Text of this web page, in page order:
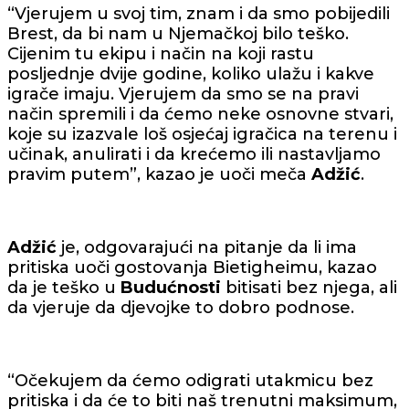
“Vjerujem u svoj tim, znam i da smo pobijedili
Brest, da bi nam u Njemačkoj bilo teško.
Cijenim tu ekipu i način na koji rastu
posljednje dvije godine, koliko ulažu i kakve
igrače imaju. Vjerujem da smo se na pravi
način spremili i da ćemo neke osnovne stvari,
koje su izazvale loš osjećaj igračica na terenu i
učinak, anulirati i da krećemo ili nastavljamo
pravim putem”, kazao je uoči meča Adžić.
Adžić je, odgovarajući na pitanje da li ima
pritiska uoči gostovanja Bietigheimu, kazao
da je teško u Budućnosti bitisati bez njega, ali
da vjeruje da djevojke to dobro podnose.
“Očekujem da ćemo odigrati utakmicu bez
pritiska i da će to biti naš trenutni maksimum,